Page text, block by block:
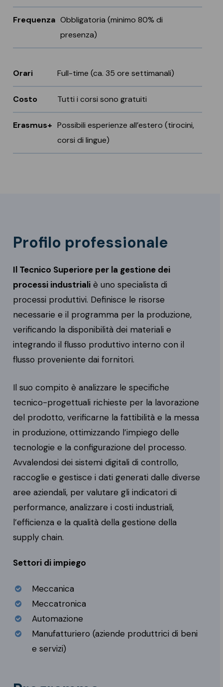
Frequenza Obbligatoria (minimo 80% di
presenza)
Orari Full-time (ca. 35 ore settimanali)
Costo Tutti i corsi sono gratuiti
Erasmus+ Possibili esperienze all’estero (tirocini,
corsi di lingue)
Profilo professionale
Il Tecnico Superiore per la gestione dei
processi industriali è uno specialista di
processi produttivi. Definisce le risorse
necessarie e il programma per la produzione,
verificando la disponibilità dei materiali e
integrando il flusso produttivo interno con il
flusso proveniente dai fornitori.
Il suo compito è analizzare le specifiche
tecnico-progettuali richieste per la lavorazione
del prodotto, verificarne la fattibilità e la messa
in produzione, ottimizzando l’impiego delle
tecnologie e la configurazione del processo.
Avvalendosi dei sistemi digitali di controllo,
raccoglie e gestisce i dati generati dalle diverse
aree aziendali, per valutare gli indicatori di
performance, analizzare i costi industriali,
l’efficienza e la qualità della gestione della
supply chain.
Settori di impiego
Meccanica
Meccatronica
Automazione
Manufatturiero (aziende produttrici di beni
e servizi)